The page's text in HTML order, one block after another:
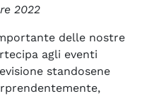
2022
delle nostre
agli eventi
standosene